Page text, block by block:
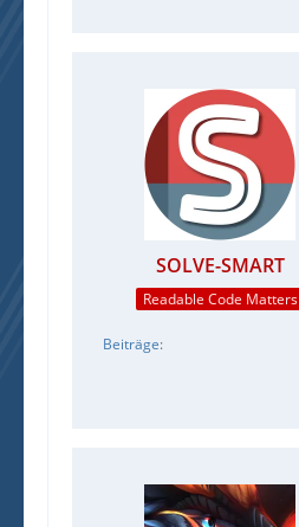
SOLVE-SMART
Readable Code Matters
Beiträge